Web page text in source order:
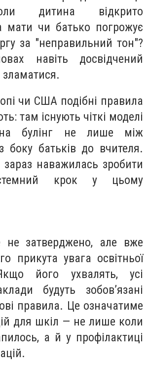
дитина відкрито
мати чи батько погрожує
за "неправильний тон"?
навіть досвідчений
чи США подібні правила
там існують чіткі моделі
на булінг не лише між
батьків до вчителя.
наважилась зробити
крок у цьому
затверджено, але вже
прикута увага освітньої
його ухвалять, усі
будуть зобов’язані
правила. Це означатиме
для шкіл — не лише коли
а й у профілактиці